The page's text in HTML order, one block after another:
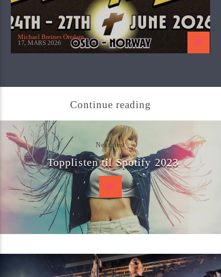
Michael Breines Oredam
17. MARS 2026
Continue reading
Next post
Topplisten til Spotify 2023
Previous post